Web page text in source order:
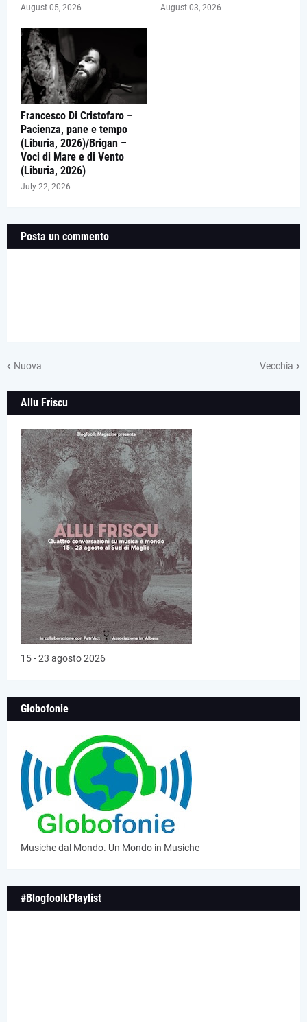
August 05, 2026 August 03, 2026
Francesco Di Cristofaro –
Pacienza, pane e tempo
(Liburia, 2026)/Brigan –
Voci di Mare e di Vento
(Liburia, 2026)
July 22, 2026
Posta un commento
Nuova Vecchia
Allu Friscu
15 - 23 agosto 2026
Globofonie
Musiche dal Mondo. Un Mondo in Musiche
#BlogfoolkPlaylist